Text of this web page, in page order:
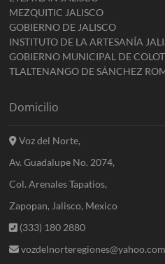
MEZQUITIC JALISCO
GOBIERNO DE JALISCO
INSTITUTO DE LA ARTESANÍA
GOBIERNO MUNICIPAL DE
TLALTENANGO DE SÁNCHEZ
Domicilio
Voz del Norte,
Av. Guadalupe No. 2074,
Col. Arenales Tapatios,
Zapopan, Jalisco, Mexico
(333) 180 2880